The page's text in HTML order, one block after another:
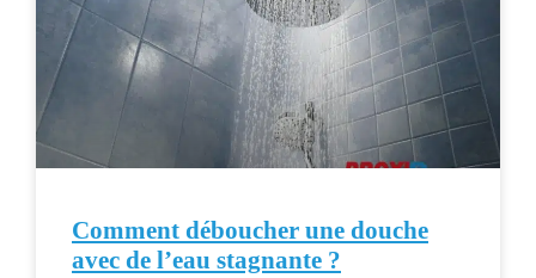
Comment déboucher une douche
avec de l’eau stagnante ?